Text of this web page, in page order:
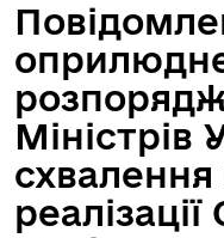
Міністрів
схвалення